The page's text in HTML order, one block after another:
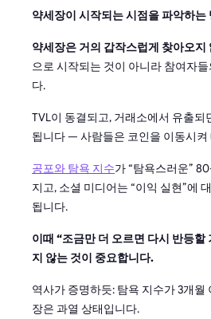
약세장이 시작되는 시점을 파악하는
약세장은 거의 갑작스럽게 찾아오지
으로 시작되는 것이 아니라 참여자
다.
TVL이 동결되고, 거래소에서 유출되
됩니다 — 사람들은 코인을 이동시
공포와 탐욕 지수가 “탐욕스러운”
지고, 소셜 미디어는 “이익 실현”에
됩니다.
이때 “조금만 더 오르면 다시 반등할
지 않는 것이 중요합니다.
역사가 증명하듯: 탐욕 지수가 3개월
장은 과열 상태입니다.